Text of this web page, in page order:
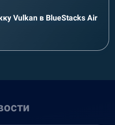
Vulkan в BlueStacks Air